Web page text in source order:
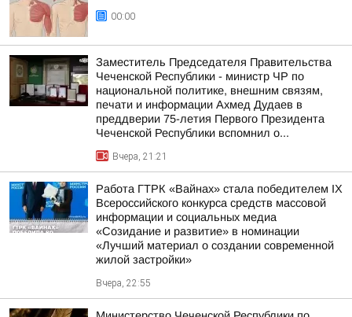
00:00
Заместитель Председателя Правительства
Чеченской Республики - министр ЧР по
национальной политике, внешним связям,
печати и информации Ахмед Дудаев в
преддверии 75-летия Первого Президента
Чеченской Республики вспомнил о...
Вчера, 21:21
Работа ГТРК «Вайнах» стала победителем IX
Всероссийского конкурса средств массовой
информации и социальных медиа
«Созидание и развитие» в номинации
«Лучший материал о создании современной
жилой застройки»
Вчера, 22:55